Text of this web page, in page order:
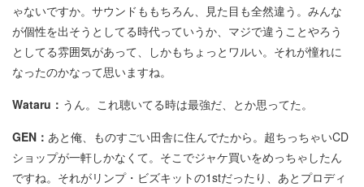
ゃないですか。サウンドももちろん、見た目も全然違う。みんな
が個性を出そうとしてる時代っていうか、マジで違うことやろう
としてる雰囲気があって、しかもちょっとワルい。それが憧れに
なったのかなって思いますね。
Wataru： うん。これ聴いてる時は最強だ、とか思ってた。
GEN： あと俺、ものすごい田舎に住んでたから。超ちっちゃいCD
ショップが一軒しかなくて。そこでジャケ買いをめっちゃしたん
ですね。それがリンプ・ビズキットの1stだったり、あとプロディ